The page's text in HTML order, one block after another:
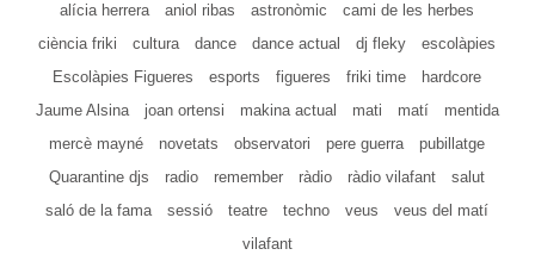
alícia herrera
aniol ribas astronòmic
cami de les herbes
ciència friki
cultura dance dance actual dj fleky
escolàpies
Escolàpies Figueres
esports figueres friki time
hardcore
Jaume Alsina
joan ortensi makina actual mati matí
mentida
mercè mayné
novetats observatori pere guerra
pubillatge
Quarantine djs
radio remember ràdio ràdio vilafant
salut
saló de la fama
sessió teatre techno veus
veus del matí
vilafant